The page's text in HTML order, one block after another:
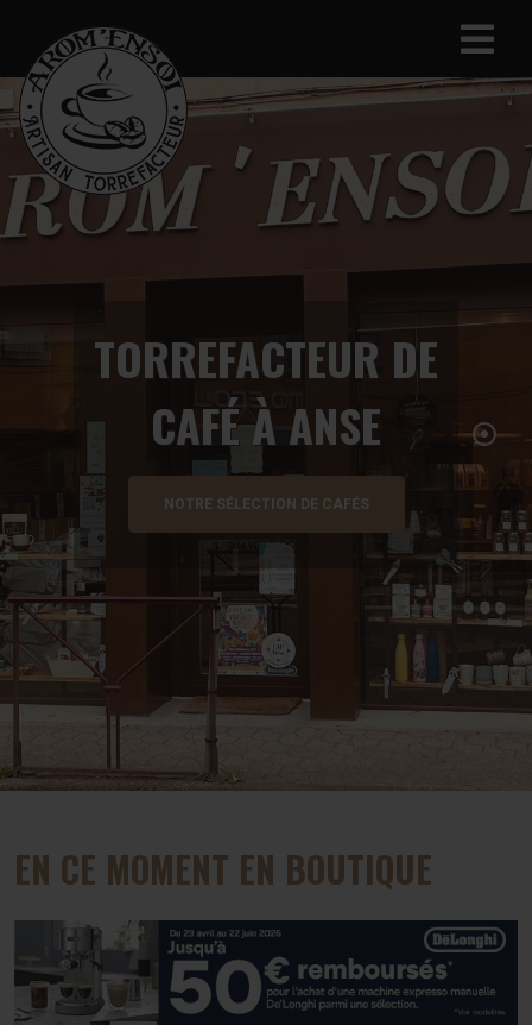
TORREFACTEUR DE
CAFÉ À ANSE
NOTRE SÉLECTION DE CAFÉS
EN CE MOMENT EN BOUTIQUE